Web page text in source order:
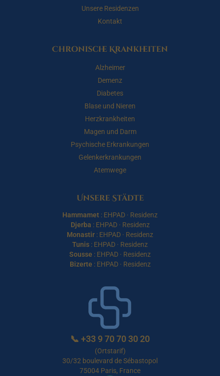
Unsere Residenzen
Kontakt
Chronische Krankheiten
Alzheimer
Demenz
Diabetes
Blase und Nieren
Herzkrankheiten
Magen und Darm
Psychische Erkrankungen
Gelenkerkrankungen
Atemwege
Unsere Städte
Hammamet : EHPAD · Residenz
Djerba : EHPAD· Residenz
Monastir : EHPAD · Residenz
Tunis : EHPAD · Residenz
Sousse : EHPAD · Residenz
Bizerte : EHPAD· Residenz
📞 +33 9 70 70 30 20
(Ortstarif)
30/32 boulevard de Sébastopol
75004 Paris, France